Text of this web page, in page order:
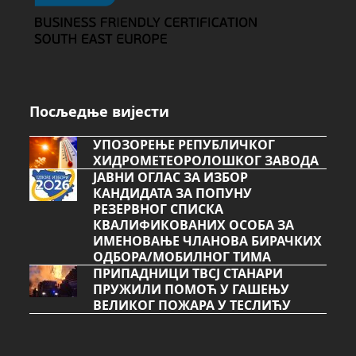
Посљедње вијести
УПОЗОРЕЊЕ РЕПУБЛИЧКОГ
ХИДРОМЕТЕОРОЛОШКОГ ЗАВОДА
ЈАВНИ ОГЛАС ЗА ИЗБОР
КАНДИДАТА ЗА ПОПУНУ
РЕЗЕРВНОГ СПИСКА
КВАЛИФИКОВАНИХ ОСОБА ЗА
ИМЕНОВАЊЕ ЧЛАНОВА БИРАЧКИХ
ОДБОРА/МОБИЛНОГ ТИМА
ПРИПАДНИЦИ ТВСЈ СТАНАРИ
ПРУЖИЛИ ПОМОЋ У ГАШЕЊУ
ВЕЛИКОГ ПОЖАРА У ТЕСЛИЋУ